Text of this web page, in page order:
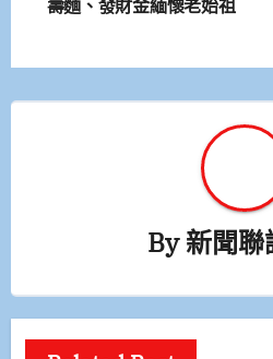
導
覽
壽麵、發財金緬懷老始祖
By新聞聯